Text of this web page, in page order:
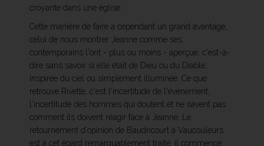
croyante dans une église.
Cette manière de faire a cependant un grand avantage,
celui de nous montrer Jeanne comme ses
contemporains l'ont - plus ou moins - aperçue, c'est-à-
dire sans savoir si elle était de Dieu ou du Diable,
inspirée du ciel ou simplement illuminée. Ce que
retrouve Rivette, c'est l'incertitude de l'événement,
l'incertitude des hommes qui doutent et ne savent pas
comment ils doivent réagir face à Jeanne. Le
retournement d'opinion de Baudricourt à Vaucouleurs
est à cet égard remarquablement traité: il commence